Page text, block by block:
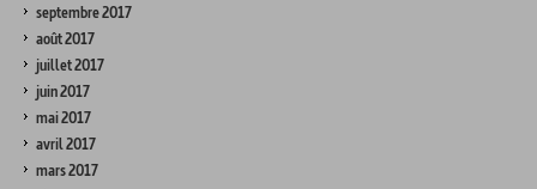
septembre 2017
août 2017
juillet 2017
juin 2017
mai 2017
avril 2017
mars 2017